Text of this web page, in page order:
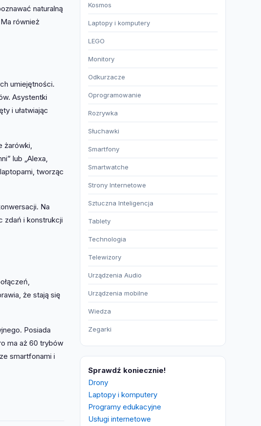
naturalną
również
umiejętności.
Asystentki
i ułatwiając
żarówki,
lub „Alexa,
tworząc
Na
zdań i konstrukcji
że stają się
Posiada
ma aż 60 trybów
smartfonami i
Kosmos
Laptopy i komputery
LEGO
Monitory
Odkurzacze
Oprogramowanie
Rozrywka
Słuchawki
Smartfony
Smartwatche
Strony Internetowe
Sztuczna Inteligencja
Tablety
Technologia
Telewizory
Urządzenia Audio
Urządzenia mobilne
Wiedza
Zegarki
Sprawdź koniecznie!
Drony
Laptopy i komputery
Programy edukacyjne
Usługi internetowe